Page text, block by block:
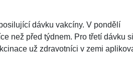
dávku vakcíny. V pondělí
než před týdnem. Pro třetí dávku
už zdravotníci v zemi